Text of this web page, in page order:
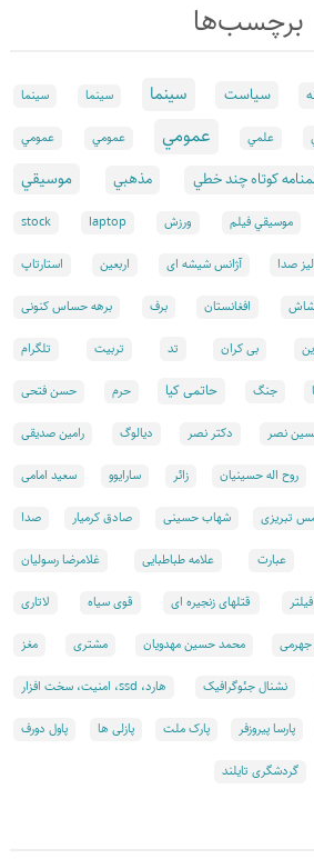
برچسب‌ها
سياست سينما سينما سينما
علمي عمومي عمومي عمومي
كوتاه چند خطي مذهبي موسيقي
موسيقي فيلم ورزش laptop
stock
صدا آژانس شیشه ای اربعین استارتاپ
افغانستان برف برهه حساس کنونی
بی کران تد تربیت تلگرام
جنگ حاتمی کیا حرم حسن فتحی
نصر دکتر نصر دیالوگ رامین صدیقی
روح اله حسینیان زائر سارایوو سعید امامی
تبریزی شهاب حسینی صادق کرمیار صدا
عبارت علامه طباطبایی غلامرضا رسولیان
فیلتر قتلهای زنجیره ای قوی سیاه لاتاری
محمد حسین مهدویان مشتری مغز
نشنال جئوگرافیک هارد، ssd، امنيت، سخت افزار
پارسا پیروزفر پارک ملت پازلی ها پاول دورف
گردشگری تایلند